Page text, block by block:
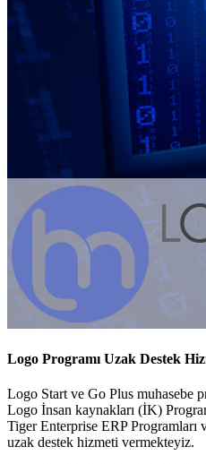
Logo Programı Uzak Destek
Logo Start ve Go Plus muhasebe
Logo İnsan kaynakları (İK)
Tiger Enterprise ERP Programları
uzak destek hizmeti vermekteyiz.